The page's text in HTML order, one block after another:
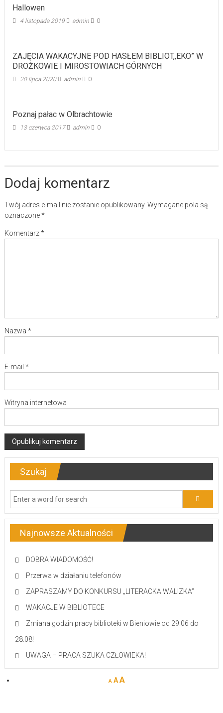
Hallowen
4 listopada 2019 admin 0
ZAJĘCIA WAKACYJNE POD HASŁEM BIBLIOT,,EKO” W
DROŻKOWIE I MIROSTOWIACH GÓRNYCH
20 lipca 2020 admin 0
Poznaj pałac w Olbrachtowie
13 czerwca 2017 admin 0
Dodaj komentarz
Twój adres e-mail nie zostanie opublikowany. Wymagane pola są
oznaczone*
Komentarz*
Nazwa *
E-mail *
Witryna internetowa
Szukaj
Najnowsze Aktualności
DOBRA WIADOMOŚĆ!
Przerwa w działaniu telefonów
ZAPRASZAMY DO KONKURSU „LITERACKA WALIZKA”
WAKACJE W BIBLIOTECE
Zmiana godzin pracy biblioteki w Bieniowie od 29.06 do
28.08!
UWAGA – PRACA SZUKA CZŁOWIEKA!
A A A